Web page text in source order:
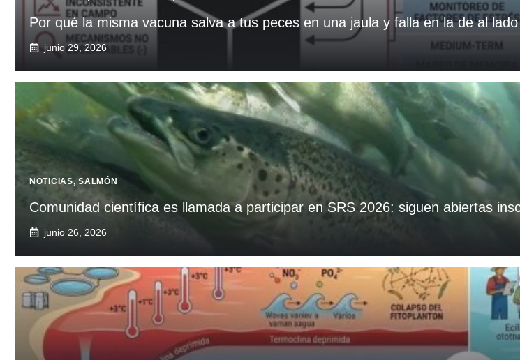
Por qué la misma vacuna salva a tus peces en una jaula y falla en la de al lado
junio 29, 2026
NOTICIAS,SALMÓN
Comunidad científica es llamada a participar en SRS 2026: siguen abiertas
junio 26, 2026